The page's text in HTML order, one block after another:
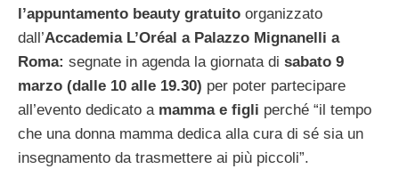
l’appuntamento beauty gratuito organizzato
dall’Accademia L’Oréal a Palazzo Mignanelli a
Roma: segnate in agenda la giornata di sabato 9
marzo (dalle 10 alle 19.30) per poter partecipare
all’evento dedicato a mamma e figli perché “il tempo
che una donna mamma dedica alla cura di sé sia un
insegnamento da trasmettere ai più piccoli”.